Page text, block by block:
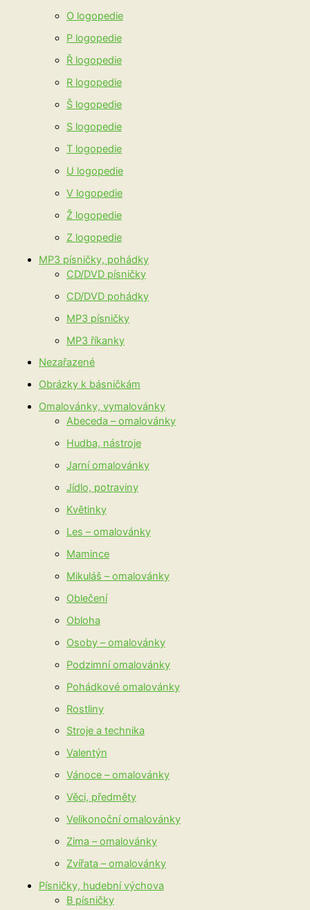
O logopedie
P logopedie
Ř logopedie
R logopedie
Š logopedie
S logopedie
T logopedie
U logopedie
V logopedie
Ž logopedie
Z logopedie
MP3 písničky, pohádky
CD/DVD písničky
CD/DVD pohádky
MP3 písničky
MP3 říkanky
Nezařazené
Obrázky k básničkám
Omalovánky, vymalovánky
Abeceda – omalovánky
Hudba, nástroje
Jarní omalovánky
Jídlo, potraviny
Květinky
Les – omalovánky
Mamince
Mikuláš – omalovánky
Oblečení
Obloha
Osoby – omalovánky
Podzimní omalovánky
Pohádkové omalovánky
Rostliny
Stroje a technika
Valentýn
Vánoce – omalovánky
Věci, předměty
Velikonoční omalovánky
Zima – omalovánky
Zvířata – omalovánky
Písničky, hudební výchova
B písničky